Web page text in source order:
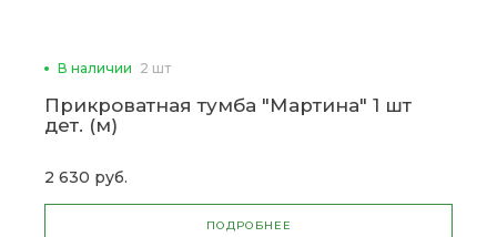
В наличии 2 шт
Прикроватная тумба "Мартина" 1 шт
дет. (м)
2 630 руб.
ПОДРОБНЕЕ